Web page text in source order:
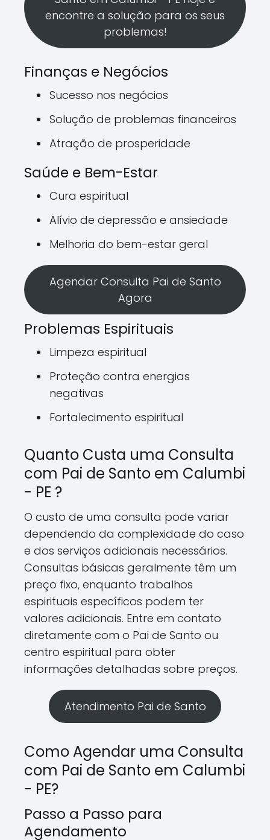
encontre a solução para os seus
problemas!
Finanças e Negócios
Sucesso nos negócios
Solução de problemas financeiros
Atração de prosperidade
Saúde e Bem-Estar
Cura espiritual
Alívio de depressão e ansiedade
Melhoria do bem-estar geral
Agendar Consulta Pai de Santo
Agora
Problemas Espirituais
Limpeza espiritual
Proteção contra energias
negativas
Fortalecimento espiritual
Quanto Custa uma Consulta
com Pai de Santo em Calumbi
- PE ?
O custo de uma consulta pode variar
dependendo da complexidade do caso
e dos serviços adicionais necessários.
Consultas básicas geralmente têm um
preço fixo, enquanto trabalhos
espirituais específicos podem ter
valores adicionais. Entre em contato
diretamente com o Pai de Santo ou
centro espiritual para obter
informações detalhadas sobre preços.
Atendimento Pai de Santo
Como Agendar uma Consulta
com Pai de Santo em Calumbi
- PE?
Passo a Passo para
Agendamento